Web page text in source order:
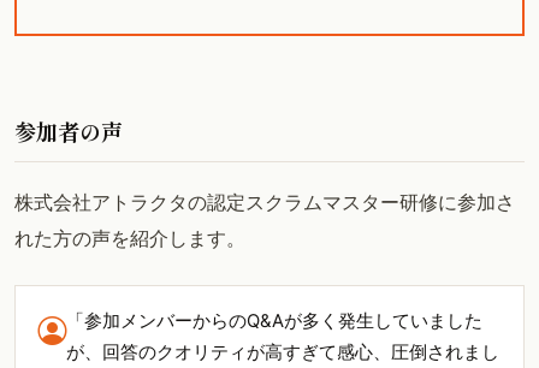
参加者の声
株式会社アトラクタの認定スクラムマスター研修に参加さ
れた方の声を紹介します。
「参加メンバーからのQ&Aが多く発生していました
が、回答のクオリティが高すぎて感心、圧倒されまし